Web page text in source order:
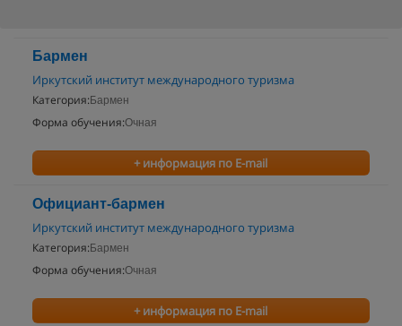
Бармен
Иркутский институт международного туризма
Категория: Бармен
Форма обучения:Очная
+ информация по E-mail
Официант-бармен
Иркутский институт международного туризма
Категория: Бармен
Форма обучения:Очная
+ информация по E-mail